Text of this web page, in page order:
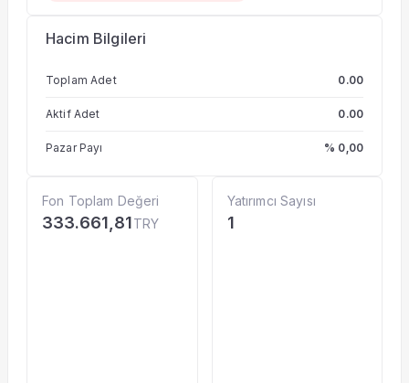
Hacim Bilgileri
Toplam Adet 0.00
Aktif Adet 0.00
Pazar Payı % 0,00
Fon Toplam Değeri
333.661,81TRY
Yatırımcı Sayısı
1